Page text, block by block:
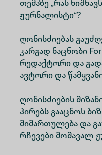
თემაზე „რას
ჟურნალისტი“?
ღონისძიებას
კარგად ნაცნობი
რედაქტორი და
ავტორი და
ღონისძიების
პირებს გააცნოს
მიმართულება და
რჩევები მომავალ